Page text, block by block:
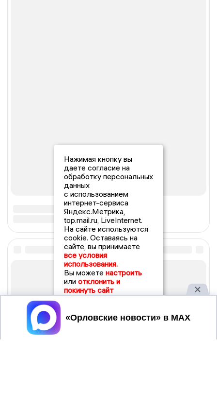
Нажимая кнопку вы
даете согласие на
обработку персональных
данных
с использованием
интернет-сервиса
Яндекс.Метрика,
top.mail.ru, LiveInternet.
На сайте используются
cookie. Оставаясь на
сайте, вы принимаете
все условия
использования.
Вы можете настроить
или отклонить и
покинуть сайт
Принять